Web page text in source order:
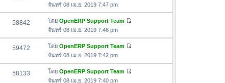
สุ
ม
ล่
า
สุ
ว
ล่
ข้
ว
ล่
จันทร์ 08 เม.ย. 2019 7:47 pm
58842 โดย OpenERP Support Team
ข้
ว
จันทร์ 08 เม.ย. 2019 7:46 pm
59472 โดย OpenERP Support Team
ข้
จันทร์ 08 เม.ย. 2019 7:42 pm
58133 โดย OpenERP Support Team
จันทร์ 08 เม.ย. 2019 7:40 pm